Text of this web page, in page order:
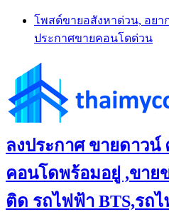
Skip
content
โพสต์ขายอสังหาด่วน, อย
ประกาศขายคอนโดด่วน
ลงประกาศ ขายดาวน์
คอนโดพร้อมอยู่ ,ขาย
ติด รถไฟฟ้า BTS,รถ